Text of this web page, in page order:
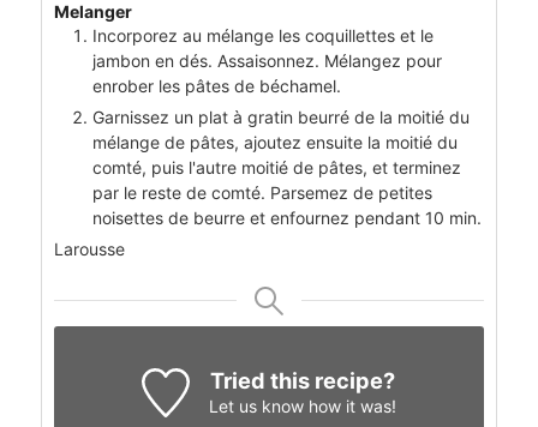
Melanger
Incorporez au mélange les coquillettes et le
jambon en dés. Assaisonnez. Mélangez pour
enrober les pâtes de béchamel.
Garnissez un plat à gratin beurré de la moitié du
mélange de pâtes, ajoutez ensuite la moitié du
comté, puis l'autre moitié de pâtes, et terminez
par le reste de comté. Parsemez de petites
noisettes de beurre et enfournez pendant 10 min.
Larousse
Tried this recipe?
Let us knowhow it was!